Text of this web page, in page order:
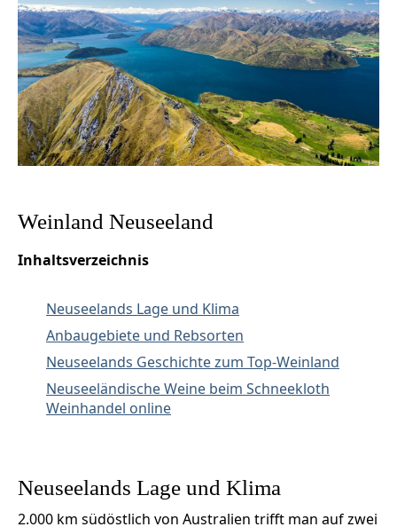
Weinland Neuseeland
Inhaltsverzeichnis
Neuseelands Lage und Klima
Anbaugebiete und Rebsorten
Neuseelands Geschichte zum Top-Weinland
Neuseeländische Weine beim Schneekloth
Weinhandel online
Neuseelands Lage und Klima
2.000 km südöstlich von Australien trifft man auf zwei